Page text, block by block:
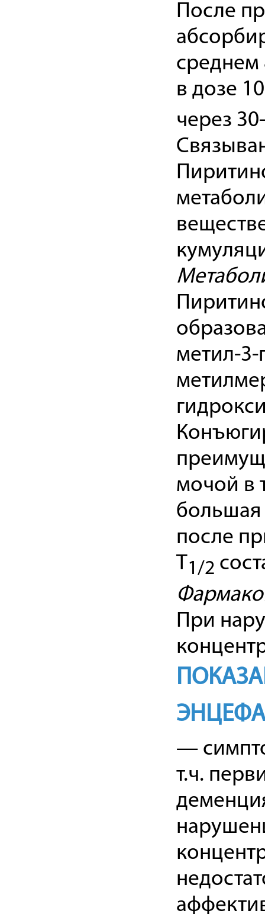
После
среднем
в дозе
через
метил-3-
мочой в
большая
после
Т 1/2
При
—
т.ч.